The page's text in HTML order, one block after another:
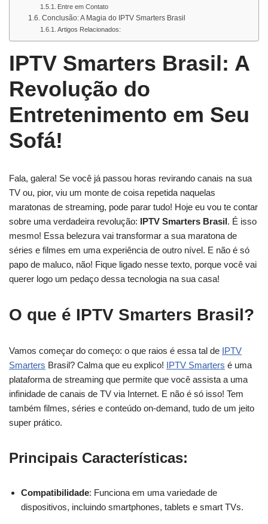
Entre em Contato
Conclusão: A Magia do IPTV Smarters Brasil
Artigos Relacionados:
IPTV Smarters Brasil: A
Revolução do
Entretenimento em Seu
Sofá!
Fala, galera! Se você já passou horas revirando canais na sua
TV ou, pior, viu um monte de coisa repetida naquelas
maratonas de streaming, pode parar tudo! Hoje eu vou te contar
sobre uma verdadeira revolução: IPTV Smarters Brasil. É isso
mesmo! Essa belezura vai transformar a sua maratona de
séries e filmes em uma experiência de outro nível. E não é só
papo de maluco, não! Fique ligado nesse texto, porque você vai
querer logo um pedaço dessa tecnologia na sua casa!
O que é IPTV Smarters Brasil?
Vamos começar do começo: o que raios é essa tal de IPTV
Smarters Brasil? Calma que eu explico! IPTV Smarters é uma
plataforma de streaming que permite que você assista a uma
infinidade de canais de TV via Internet. E não é só isso! Tem
também filmes, séries e conteúdo on-demand, tudo de um jeito
super prático.
Principais Características:
Compatibilidade: Funciona em uma variedade de
dispositivos, incluindo smartphones, tablets e smart TVs.